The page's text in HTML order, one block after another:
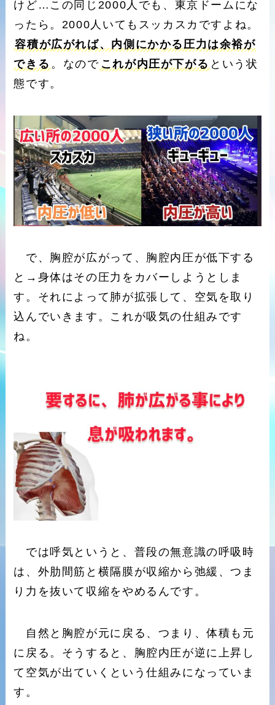
けど…この同じ2000人でも、東京ドームにな
ったら。2000人いてもスッカスカですよね。
容積が広がれば、内側にかかる圧力は余裕が
できる 。なので これが内圧が下がる という状
態です。
で、胸腔が広がって、胸腔内圧が低下する
と→身体はその圧力をカバーしようとしま
す。それによって肺が拡張して、空気を取り
込んでいきます。これが吸気の仕組みです
ね。
では呼気というと、普段の無意識の呼吸時
は、外肋間筋と横隔膜が収縮から弛緩、つま
り力を抜いて収縮をやめるんです。
自然と胸腔が元に戻る、つまり、体積も元
に戻る。そうすると、胸腔内圧が逆に上昇し
て空気が出ていくという仕組みになっていま
す。